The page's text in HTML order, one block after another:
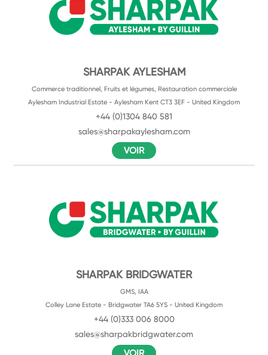
SHARPAK AYLESHAM
Commerce traditionnel, Fruits et légumes, Restauration commerciale
Aylesham Industrial Estate - Aylesham Kent CT3 3EF - United Kingdom
+44 (0)1304 840 581
sales@sharpakaylesham.com
VOIR
SHARPAK BRIDGWATER
GMS, IAA
Colley Lane Estate - Bridgwater TA6 5YS - United Kingdom
+44 (0)333 006 8000
sales@sharpakbridgwater.com